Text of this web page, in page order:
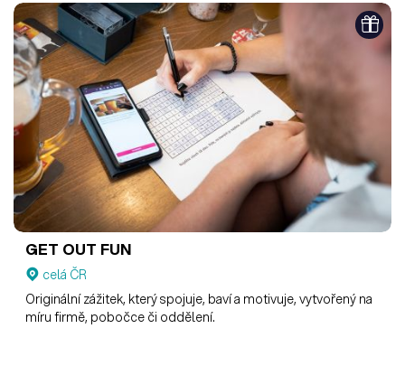
GET OUT FUN
celá ČR
Originální zážitek, který spojuje, baví a motivuje, vytvořený na
míru firmě, pobočce či oddělení.